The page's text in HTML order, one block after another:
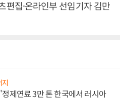
집·온라인부 선임기자 김만
지
제연료 3만 톤 한국에서 러시아